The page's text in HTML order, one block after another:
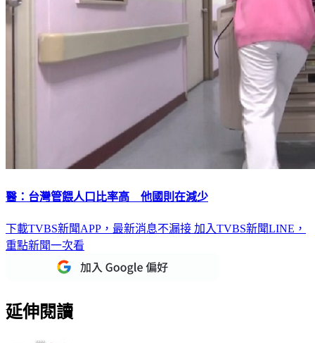
醫：台灣管餵人口比率高 他國則在減少
下載TVBS新聞APP，最新消息不漏接 加入TVBS新聞LINE，
重點新聞一次看
延伸閱讀